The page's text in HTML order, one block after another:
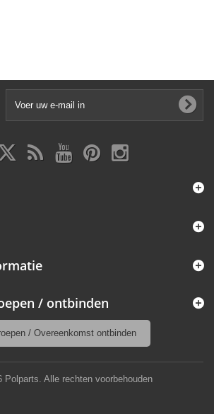
Polparts. Alle rechten voorbehouden
/ ontbinden
/ Overeenkomst ontbinden